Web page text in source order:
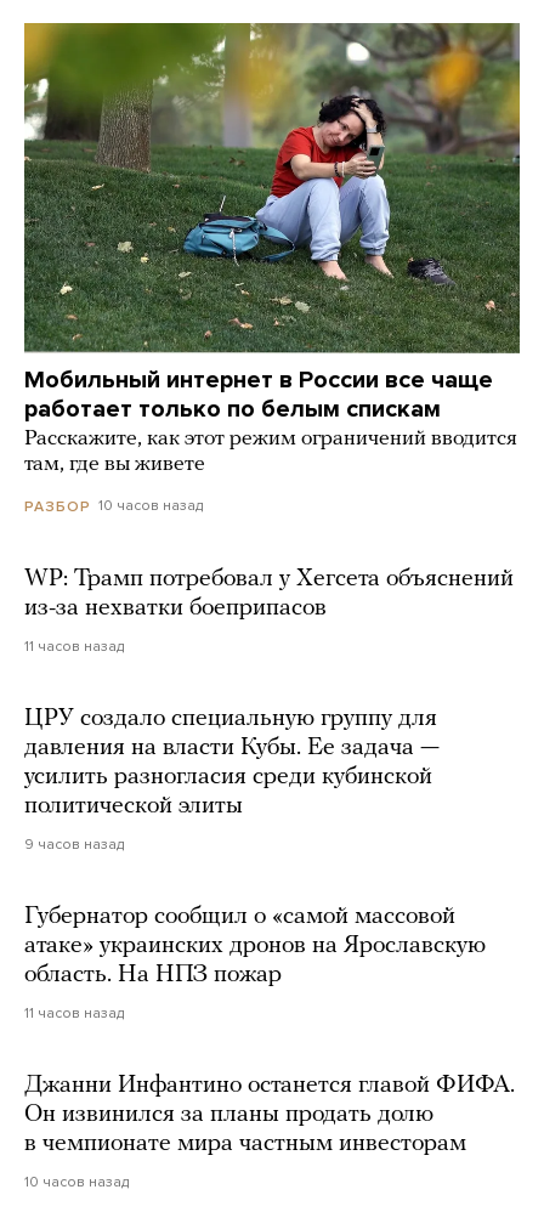
Мобильный интернет в России все чаще
работает только по белым спискам
Расскажите, как этот режим ограничений вводится
там, где вы живете
РАЗБОР 10 часов назад
WP: Трамп потребовал у Хегсета объяснений
из-за нехватки боеприпасов
11 часов назад
ЦРУ создало специальную группу для
давления на власти Кубы. Ее задача —
усилить разногласия среди кубинской
политической элиты
9 часов назад
Губернатор сообщил о «самой массовой
атаке» украинских дронов на Ярославскую
область. На НПЗ пожар
11 часов назад
Джанни Инфантино останется главой ФИФА.
Он извинился за планы продать долю
в чемпионате мира частным инвесторам
10 часов назад